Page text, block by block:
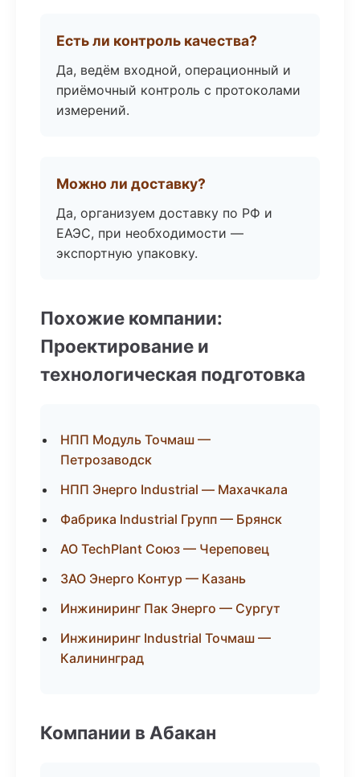
Есть ли контроль качества?
Да, ведём входной, операционный и
приёмочный контроль с протоколами
измерений.
Можно ли доставку?
Да, организуем доставку по РФ и
ЕАЭС, при необходимости —
экспортную упаковку.
Похожие компании:
Проектирование и
технологическая подготовка
НПП Модуль Точмаш —
Петрозаводск
НПП Энерго Industrial — Махачкала
Фабрика Industrial Групп — Брянск
АО TechPlant Союз — Череповец
ЗАО Энерго Контур — Казань
Инжиниринг Пак Энерго — Сургут
Инжиниринг Industrial Точмаш —
Калининград
Компании в Абакан